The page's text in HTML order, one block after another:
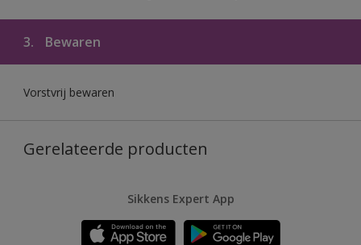
3. Bewaren
Vorstvrij bewaren
Gerelateerde producten
Sikkens Expert App